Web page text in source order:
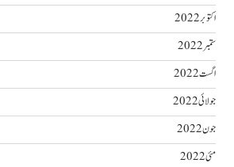
اکتوبر 2022
ستمبر 2022
اگست 2022
جولائی 2022
جون 2022
مئی 2022